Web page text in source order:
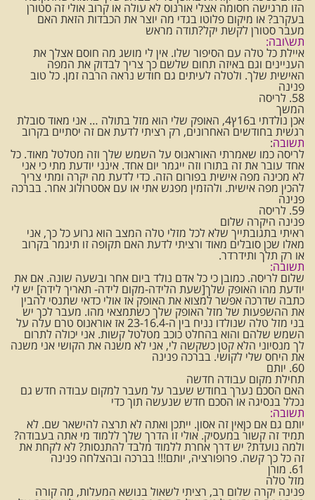
הזו מרגישה חסומה אצלי אורנוס לא עולה או קרוב אולי זה סטורן
בעקרב? או מיקום פלוטו בגדי מה יוצר את הכבדות הזאת האם
מעבר סטורן לקשת יקל?תודה מראש
תש\ובה:
איילת כל טלה עם הסיפור שלו. אין לי מושג מה חוסם אצלך את
העניינים וגם באיזה תחום שלשם כך צריך לבדוק את המפה
האישית שלך. ולטלה לעיתים גם חודש נראה הרבה זמן. כל טוב
פנינה
58. לריסה
המשך
אכן נולדתי ב16ץ4, האופק שלי הוא מזל בתולה … אני מאוד סובלת
רגשית בחודשים האחרונים, רק רציתי לדעת אם זה יסתיים בקרוב
תשובה:
לריסה כמו שאמרתי האוראנוס על השמש שלך וזה מטלטל מאוד. כל
אחד עובר את זה בתורו וזה ייגמר יום אחד. אינני יודעת מתי כי אני
לא מכינה מפה אישית בפורום הזה. כדי לדעת מה יקרה ומתי צריך
להכין מפה אישית. ולהזמין מפגש אתי או עם אסטרולוג אחר. בברכה
פנינה
59. לריסה
פנינה היקרה שלום
ראיתי בתגובתייך שלא לכל מזלי טלה המצב הוא גרוע כל כך, אני
מאלו שכן סובלים מאוד ורציתי לדעת האם תקופה זו תיגמר בקרוב
או רק תלך ותידרדר.
תשובה:
שלום לריסה. כמובן כי כל אדם נולד ביום אחר ובשעה שונה. אם את
יודעת מהו האופק שלך[שעת הלידה-מקום לידה- תאריך לידה] יש לי
כתבה שדרכה אפשר למצוא את האופק אז אולי כדאי שתנסי להבין
את ההשפעות של מזל האופק שלך כשתמצאי מהו. מעבר לכך יש
בני מזל טלה שנולדו נניח בין ה-23-16.4 אז אוראנוס טרם עלה על
השמש שלהם והוא בהחלט כוכב מטלטל קשות. אני יכולה לתרום
לך מנסיוני הלא קטן כשקשה לי, אני לא משנה את הקושי אני משנה
את היחס שלי לקושי. בברכה פנינה
60. יותם
תחילת מקום עבודה חדשה
האם הסכם נערך בחודש שעבר על מעבר למקום עבודה חדש גם
נכלל בנסיגה או הסכם חדש שנעשה תוך כדי
תשובה:
יותם גם אם כןאין זה אסון. ייתכן ואתה לא תרצה להישאר שם. לא
תמיד זה קשור במעסיק. אולי זו הדרך שלך ללמוד מי אתה בעבודה?
ולמה נועדת? יש דרך אחרת ללמוד מלבד להתנסות? לא לקחת את
זה כל כך קשה. פרופורציה, יותם!!! בברכה ובהצלחה פנינה
61. מורן
מזל טלה
פנינה יקרה שלום רב, רציתי לשאול בנושא המעלות, מה קורה